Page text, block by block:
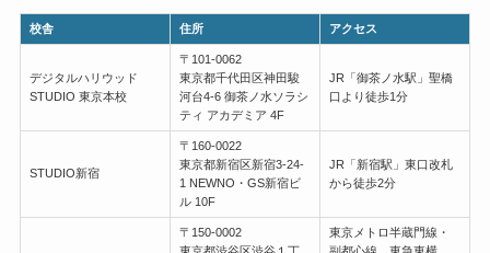
校舎 住所 アクセス
デジタルハリウッド
STUDIO 東京本校
〒101-0062
東京都千代田区神田駿
河台4-6 御茶ノ水ソラシ
ティ アカデミア 4F
JR「御茶ノ水駅」聖橋
口より徒歩1分
STUDIO新宿
〒160-0022
東京都新宿区新宿3-24-
1 NEWNO・GS新宿ビ
ル 10F
JR「新宿駅」東口改札
から徒歩2分
〒150-0002
東京メトロ半蔵門線・